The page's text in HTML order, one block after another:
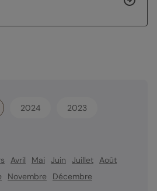
2024 2023
Avril Mai Juin Juillet Août
Novembre Décembre